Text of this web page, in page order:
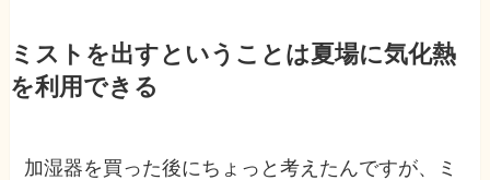
ミストを出すということは夏場に気化熱
を利用できる
加湿器を買った後にちょっと考えたんですが、ミ